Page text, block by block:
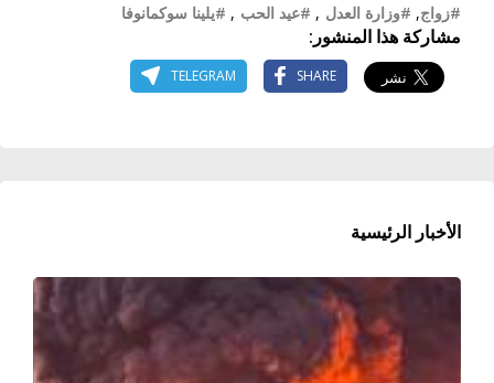
#زواج, #وزارة العدل , #عيد الحب , #يلينا سوكمانوفا
مشاركة هذا المنشور:
SHARE
TELEGRAM
الأخبار الرئيسية